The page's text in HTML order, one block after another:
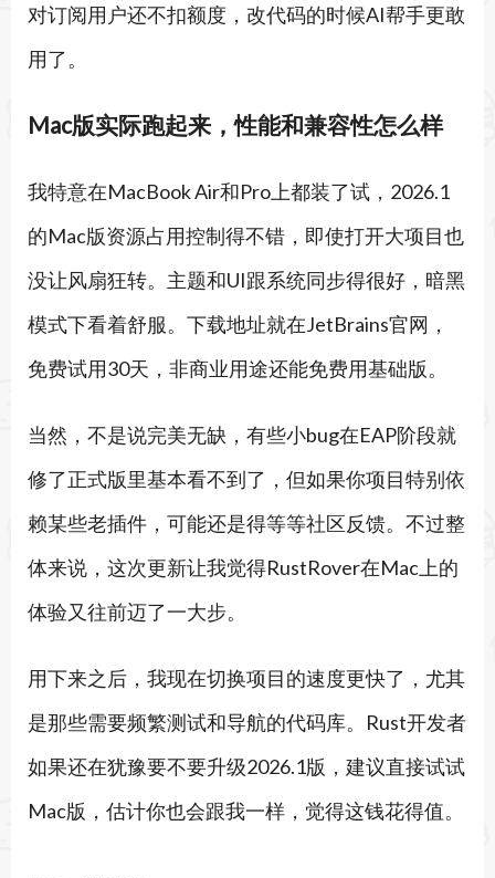
对订阅用户还不扣额度，改代码的时候AI帮手更敢
用了。
Mac版实际跑起来，性能和兼容性怎么样
我特意在MacBook Air和Pro上都装了试，2026.1
的Mac版资源占用控制得不错，即使打开大项目也
没让风扇狂转。主题和UI跟系统同步得很好，暗黑
模式下看着舒服。下载地址就在JetBrains官网，
免费试用30天，非商业用途还能免费用基础版。
当然，不是说完美无缺，有些小bug在EAP阶段就
修了正式版里基本看不到了，但如果你项目特别依
赖某些老插件，可能还是得等等社区反馈。不过整
体来说，这次更新让我觉得RustRover在Mac上的
体验又往前迈了一大步。
用下来之后，我现在切换项目的速度更快了，尤其
是那些需要频繁测试和导航的代码库。Rust开发者
如果还在犹豫要不要升级2026.1版，建议直接试试
Mac版，估计你也会跟我一样，觉得这钱花得值。